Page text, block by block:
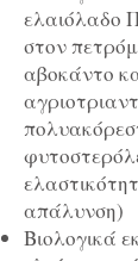
ελαιόλαδο
στον
αβοκάντο
απάλυνση)
Βιολογικά